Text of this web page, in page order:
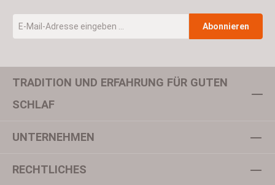
Abonnieren
Um weiterzugehen, geben Sie die oben abgebildeten Zeichen ein
genommen und die
TRADITION UND ERFAHRUNG FÜR GUTEN
SCHLAF
UNTERNEHMEN
RECHTLICHES